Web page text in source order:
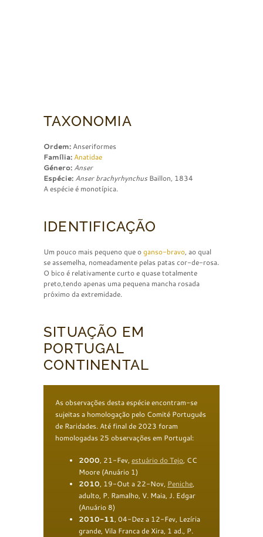
TAXONOMIA
Ordem: Anseriformes
Família: Anatidae
Género: Anser
Espécie: Anser brachyrhynchusBaillon, 1834
A espécie é monotípica.
IDENTIFICAÇÃO
Um pouco mais pequeno que oganso-bravo, ao qual
se assemelha, nomeadamente pelas patas cor-de-rosa.
O bico é relativamente curto e quase totalmente
preto,tendo apenas uma pequena mancha rosada
próximo da extremidade.
SITUAÇÃO EM
PORTUGAL
CONTINENTAL
As observações desta espécie encontram-se
sujeitas a homologação pelo Comité Português
de Raridades. Até final de 2023 foram
homologadas 25 observações em Portugal:
2000, 21-Fev, estuário do Tejo, CC
Moore (Anuário 1)
2010, 19-Out a 22-Nov, Peniche,
adulto, P. Ramalho, V. Maia, J. Edgar
(Anuário 8)
2010-11, 04-Dez a 12-Fev, Lezíria
grande, Vila Franca de Xira, 1 ad., P.